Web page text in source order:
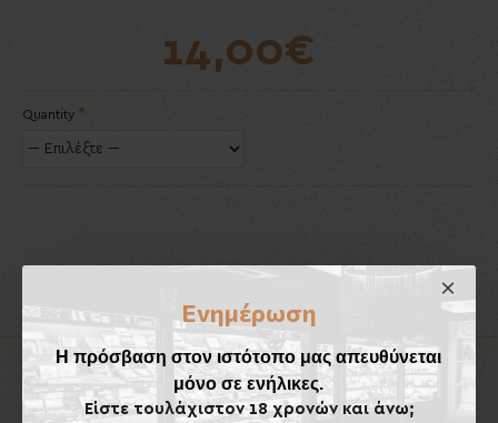
Ενημέρωση
Η πρόσβαση στον ιστότοπο μας απευθύνεται
μόνο σε ενήλικες.
Είστε τουλάχιστον 18 χρονών και άνω;
14,00€
Quantity
Προϊόντα που Ταιριάζουν Έχουν Αγορασθεί